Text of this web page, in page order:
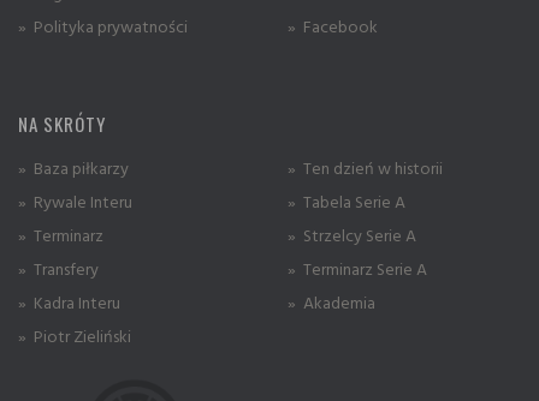
» Polityka prywatności
» Facebook
NA SKRÓTY
» Baza piłkarzy
» Rywale Interu
» Terminarz
» Transfery
» Kadra Interu
» Piotr Zieliński
» Ten dzień w historii
» Tabela Serie A
» Strzelcy Serie A
» Terminarz Serie A
» Akademia